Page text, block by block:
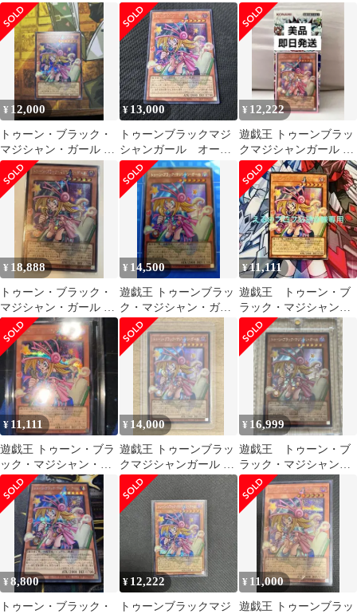
ーバーフレームシーク
レット 日版
ーバーフレーム
フレーム シークレット
シク 遊戯王
¥ 12,000
トゥーン・ブラック・
マジシャン・ガール シ
ークレット オーバーフ
レーム
¥ 13,000
トゥーンブラックマジ
シャンガール オーバ
ーフレームシークレッ
トレア
¥ 12,222
遊戯王 トゥーンブラッ
クマジシャンガール オ
ーバーフレーム シーク
レット
¥ 18,888
トゥーン・ブラック・
マジシャン・ガール シ
ークレット オーバーフ
レーム
¥ 14,500
遊戯王 トゥーンブラッ
ク・マジシャン・ガー
ル オーバーフレー
ム シークレット
¥11,111
遊戯王 トゥーン・ブ
ラック・マジシャン・
ガール オーバーフレ
ームシク
¥ 11,111
遊戯王 トゥーン・ブラ
ック・マジシャン・ガ
ール オーバーフレー
ム シークレット
¥ 14,000
遊戯王 トゥーンブラッ
クマジシャンガール オ
ーバーフレーム シーク
レット
¥ 16,999
遊戯王 トゥーン・ブ
ラック・マジシャン・
ガール オーバーフレ
ーム シークレット
¥8,800
トゥーン・ブラック・
¥ 12,222
トゥーンブラックマジ
¥ 11,000
遊戯王 トゥーンブラッ